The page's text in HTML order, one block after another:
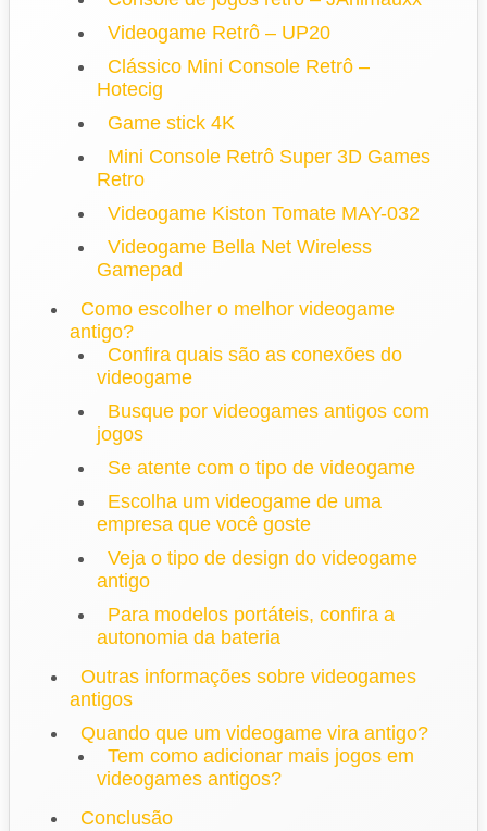
Videogame Retrô – UP20
Clássico Mini Console Retrô –
Hotecig
Game stick 4K
Mini Console Retrô Super 3D Games
Retro
Videogame Kiston Tomate MAY-032
Videogame Bella Net Wireless
Gamepad
Como escolher o melhor videogame
antigo?
Confira quais são as conexões do
videogame
Busque por videogames antigos com
jogos
Se atente com o tipo de videogame
Escolha um videogame de uma
empresa que você goste
Veja o tipo de design do videogame
antigo
Para modelos portáteis, confira a
autonomia da bateria
Outras informações sobre videogames
antigos
Quando que um videogame vira antigo?
Tem como adicionar mais jogos em
videogames antigos?
Conclusão